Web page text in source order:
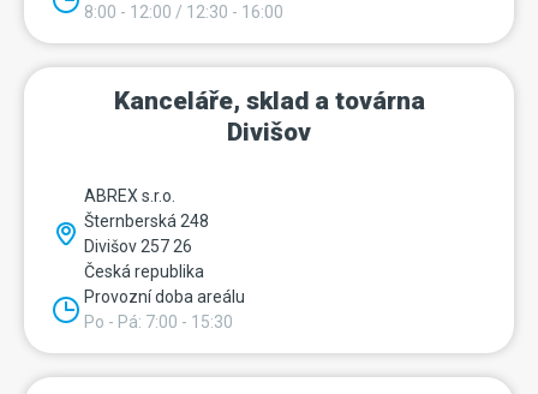
8:00 - 12:00 / 12:30 - 16:00
Kanceláře, sklad a továrna
Divišov
ABREX s.r.o.
Šternberská 248
Divišov 257 26
Česká republika
Provozní doba areálu
Po - Pá: 7:00 - 15:30